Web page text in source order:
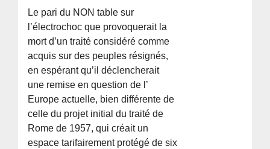
Le pari du NON table sur
l’électrochoc que provoquerait la
mort d’un traité considéré comme
acquis sur des peuples résignés,
en espérant qu’il déclencherait
une remise en question de l’
Europe actuelle, bien différente de
celle du projet initial du traité de
Rome de 1957, qui créait un
espace tarifairement protégé de six